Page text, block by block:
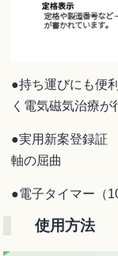
●持ち運びにも便
く電気磁気治療
●実用新案登録
軸の屈曲
●電子タイマー（
使用方法